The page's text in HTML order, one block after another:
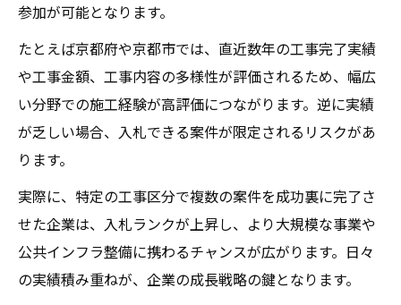
参加が可能となります。
たとえば京都府や京都市では、直近数年の工事完了実績
や工事金額、工事内容の多様性が評価されるため、幅広
い分野での施工経験が高評価につながります。逆に実績
が乏しい場合、入札できる案件が限定されるリスクがあ
ります。
実際に、特定の工事区分で複数の案件を成功裏に完了さ
せた企業は、入札ランクが上昇し、より大規模な事業や
公共インフラ整備に携わるチャンスが広がります。日々
の実績積み重ねが、企業の成長戦略の鍵となります。